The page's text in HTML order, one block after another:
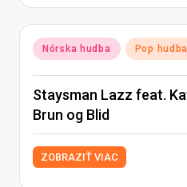
Posted
in
Nórska hudba Pop hudba
Staysman Lazz feat.
Brun og Blid
ZOBRAZIŤ VIAC